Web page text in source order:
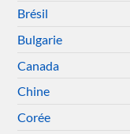
Brésil
Bulgarie
Canada
Chine
Corée